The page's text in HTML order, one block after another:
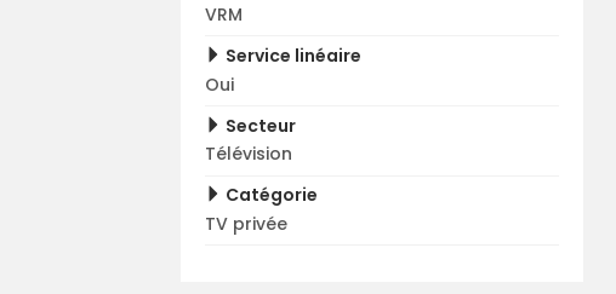
VRM
Service linéaire
Oui
Secteur
Télévision
Catégorie
TV privée